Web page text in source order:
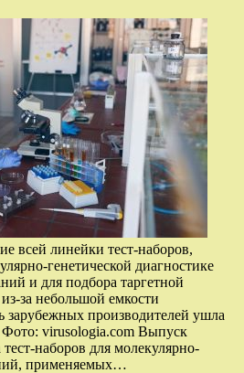
всей линейки тест-наборов,
генетической диагностике
и для подбора таргетной
за небольшой емкости
зарубежных производителей ушла
Фото: virusologia.com Выпуск
наборов для молекулярно-
применяемых…